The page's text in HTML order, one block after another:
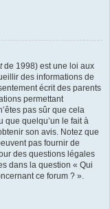
de 1998) est une loi aux
des informations de
écrit des parents
permettant
pas sûr que cela
que quelqu’un le fait à
son avis. Notez que
pas fournir de
des questions légales
dans la question « Qui
ce forum ? ».